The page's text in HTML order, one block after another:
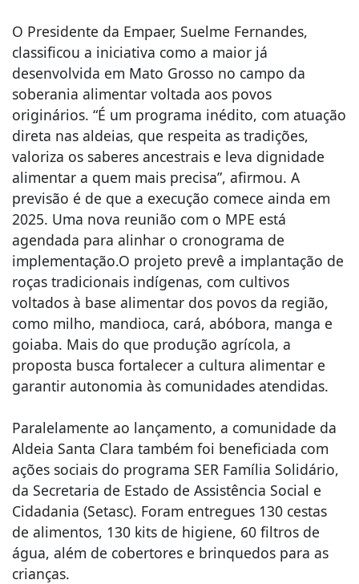
O Presidente da Empaer, Suelme Fernandes,
classificou a iniciativa como a maior já
desenvolvida em Mato Grosso no campo da
soberania alimentar voltada aos povos
originários. “É um programa inédito, com atuação
direta nas aldeias, que respeita as tradições,
valoriza os saberes ancestrais e leva dignidade
alimentar a quem mais precisa”, afirmou. A
previsão é de que a execução comece ainda em
2025. Uma nova reunião com o MPE está
agendada para alinhar o cronograma de
implementação.O projeto prevê a implantação de
roças tradicionais indígenas, com cultivos
voltados à base alimentar dos povos da região,
como milho, mandioca, cará, abóbora, manga e
goiaba. Mais do que produção agrícola, a
proposta busca fortalecer a cultura alimentar e
garantir autonomia às comunidades atendidas.
Paralelamente ao lançamento, a comunidade da
Aldeia Santa Clara também foi beneficiada com
ações sociais do programa SER Família Solidário,
da Secretaria de Estado de Assistência Social e
Cidadania (Setasc). Foram entregues 130 cestas
de alimentos, 130 kits de higiene, 60 filtros de
água, além de cobertores e brinquedos para as
crianças.